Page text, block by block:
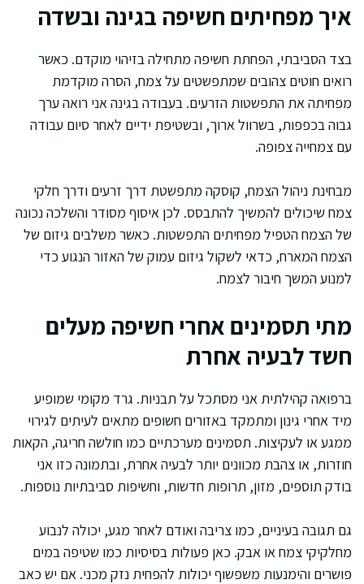
איך מפחיתים חשיפה בגינה ובשדה
בצד הסביבתי, הפחתת חשיפה מתחילה בזיהוי מוקדם. כאשר
רואים חוטים צהובים שמתפשטים על צמח, הסרה מוקדמת
מפחיתה את התפשטות הזרעים. בעבודה בגינה אני רואה ערך
גבוה בכפפות, בשרוול ארוך, ובשטיפת ידיים לאחר סיום עבודה
עם צמחייה צפופה.
מבחינת ניהול הצמח, קוסקה מתפשטת דרך זרעים ודרך חלקי
צמח שיכולים להמשיך להתבסס. לכן איסוף מסודר והשלכה נכונה
של הצמח הטפיל מפחיתים התפשטות. כאשר משלבים גיזום של
הצמח המארח, כדאי לשקול גיזום עמוק של האזור הנגוע כדי
למנוע המשך חיבור לצמח.
מתי תסמינים אחרי חשיפה מעלים
חשד לבעיה אחרת
ברפואה קהילתית אני מסתכל על תבניות. גרד מקומי שמופיע
מיד אחרי גינון ומתמקד באזורים חשופים מתאים לעיתים לגירוי
ממגע או לעקיצות. תסמינים מערכתיים כמו חולשה חריגה, הקאות
חוזרות, או צהבת מכוונים יותר לבעיה אחרת, ובתמונה כזו אני
בודק תוספים, מזון, תרופות חדשות, וחשיפות סביבתיות נוספות.
גם תגובה בעיניים, כמו צריבה ואודם לאחר מגע, יכולה לנבוע
מחלקיקי צמח או אבק. כאן פעולות בסיסיות כמו שטיפה במים
פושרים והימנעות משפשוף יכולות להפחית נזק מכני. אם יש כאב